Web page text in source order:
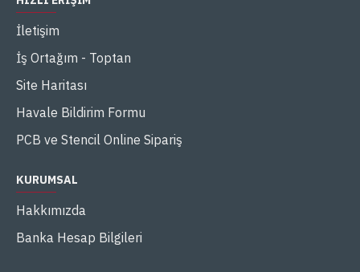
İletişim
İş Ortağım - Toptan
Site Haritası
Havale Bildirim Formu
PCB ve Stencil Online Sipariş
KURUMSAL
Hakkımızda
Banka Hesap Bilgileri